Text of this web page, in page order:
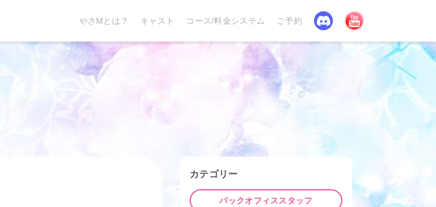
やさMとは？ キャスト コース/料金システム ご予約 Discord
カテゴリー
バックオフィススタッフ